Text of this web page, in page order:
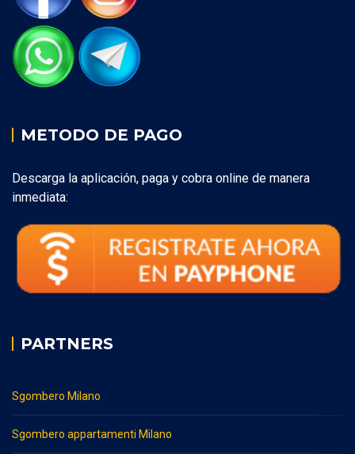
METODO DE PAGO
Descarga la aplicación, paga y cobra online de manera
inmediata:
PARTNERS
Sgombero Milano
Sgombero appartamenti Milano